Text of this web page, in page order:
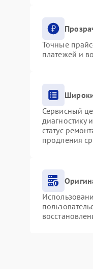
Точные
платежей и
Сервисный
диагностику
статус
продления